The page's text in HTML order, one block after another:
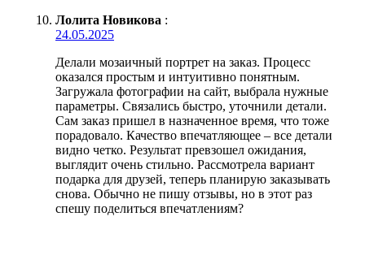
Лолита Новикова :
24.05.2025
Делали мозаичный портрет на заказ. Процесс
оказался простым и интуитивно понятным.
Загружала фотографии на сайт, выбрала нужные
параметры. Связались быстро, уточнили детали.
Сам заказ пришел в назначенное время, что тоже
порадовало. Качество впечатляющее – все детали
видно четко. Результат превзошел ожидания,
выглядит очень стильно. Рассмотрела вариант
подарка для друзей, теперь планирую заказывать
снова. Обычно не пишу отзывы, но в этот раз
спешу поделиться впечатлениям?